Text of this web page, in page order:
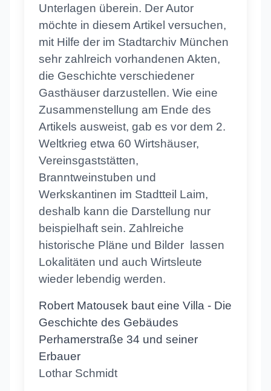
Unterlagen überein. Der Autor
möchte in diesem Artikel versuchen,
mit Hilfe der im Stadtarchiv München
sehr zahlreich vorhandenen Akten,
die Geschichte verschiedener
Gasthäuser darzustellen. Wie eine
Zusammenstellung am Ende des
Artikels ausweist, gab es vor dem 2.
Weltkrieg etwa 60 Wirtshäuser,
Vereinsgaststätten,
Branntweinstuben und
Werkskantinen im Stadtteil Laim,
deshalb kann die Darstellung nur
beispielhaft sein. Zahlreiche
historische Pläne und Bilder lassen
Lokalitäten und auch Wirtsleute
wieder lebendig werden.
Robert Matousek baut eine Villa - Die
Geschichte des Gebäudes
Perhamerstraße 34 und seiner
Erbauer
Lothar Schmidt